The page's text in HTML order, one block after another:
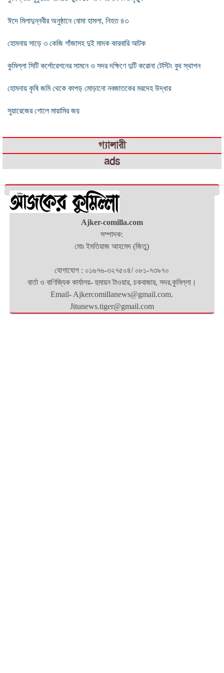
ঈদে মিলাদুন্নবীর অনুষ্ঠানে বোমা হামলা, নিহত ৪৩
হোমনায় সাড়ে ৩ কেজি গাঁজাসহ দুই মাদক কারবারি আটক
কুমিল্লা সিটি কর্পোরেশনের সামনে ও সদর দক্ষিণে দুটি করোনা টেস্টিং বুথ স্থাপন
হোমনায় কৃষি জমি থেকে কাপড় মোড়ানো নবজাতকের মরদেহ উদ্ধার
সুয়ারেজের গোলে মায়ামির জয়
গ্যালারী
ads
Ajker-comilla.com
সম্পাদক:
মোঃ ইমতিয়াজ আহমেদ (জিতু)
যোগাযোগ : ০১৬৭৬-৩২৭৫০৪/ ০৮১-৭৩৯৭০
বার্তা ও বাণিজ্যিক কার্যালয়- হুমায়ন টাওয়ার, চকবাজার, সদর,কুমিল্লা।
Email- Ajkercomillanews@gmail.com.
Jitunews.tiger@gmail.com